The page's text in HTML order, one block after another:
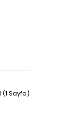
(1 Sayfa)